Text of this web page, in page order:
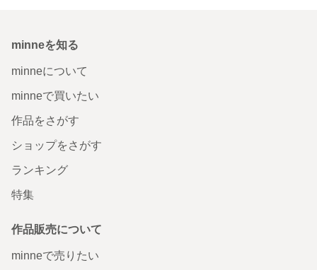
minneを知る
minneについて
minneで買いたい
作品をさがす
ショップをさがす
ランキング
特集
作品販売について
minneで売りたい